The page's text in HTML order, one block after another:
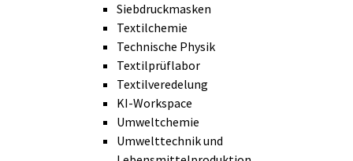
Siebdruckmasken
Textilchemie
Technische Physik
Textilprüflabor
Textilveredelung
KI-Workspace
Umweltchemie
Umwelttechnik und